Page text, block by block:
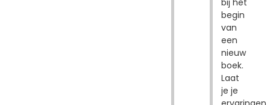
begin
van
een
nieuw
boek.
Laat
je je